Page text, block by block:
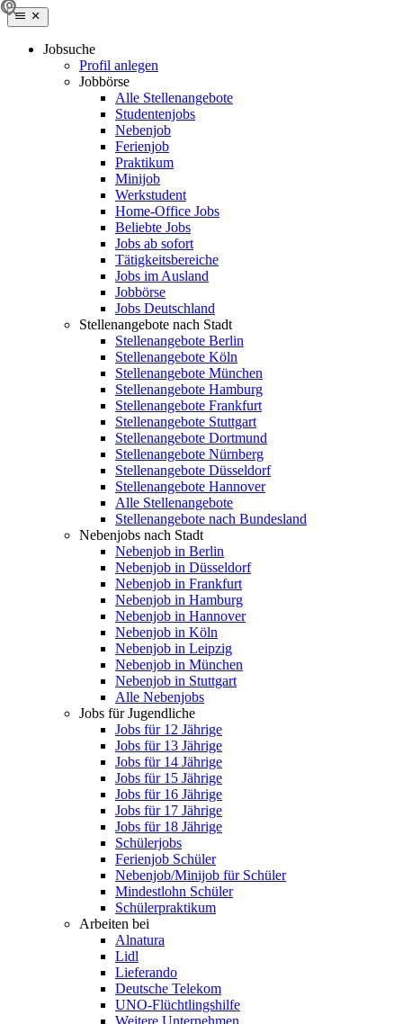
Jobsuche
Profil anlegen
Jobbörse
Alle Stellenangebote
Studentenjobs
Nebenjob
Ferienjob
Praktikum
Minijob
Werkstudent
Home-Office Jobs
Beliebte Jobs
Jobs ab sofort
Tätigkeitsbereiche
Jobs im Ausland
Jobbörse
Jobs Deutschland
Stellenangebote nach Stadt
Stellenangebote Berlin
Stellenangebote Köln
Stellenangebote München
Stellenangebote Hamburg
Stellenangebote Frankfurt
Stellenangebote Stuttgart
Stellenangebote Dortmund
Stellenangebote Nürnberg
Stellenangebote Düsseldorf
Stellenangebote Hannover
Alle Stellenangebote
Stellenangebote nach Bundesland
Nebenjobs nach Stadt
Nebenjob in Berlin
Nebenjob in Düsseldorf
Nebenjob in Frankfurt
Nebenjob in Hamburg
Nebenjob in Hannover
Nebenjob in Köln
Nebenjob in Leipzig
Nebenjob in München
Nebenjob in Stuttgart
Alle Nebenjobs
Jobs für Jugendliche
Jobs für 12 Jährige
Jobs für 13 Jährige
Jobs für 14 Jährige
Jobs für 15 Jährige
Jobs für 16 Jährige
Jobs für 17 Jährige
Jobs für 18 Jährige
Schülerjobs
Ferienjob Schüler
Nebenjob/Minijob für Schüler
Mindestlohn Schüler
Schülerpraktikum
Arbeiten bei
Alnatura
Lidl
Lieferando
Deutsche Telekom
UNO-Flüchtlingshilfe
Weitere Unternehmen